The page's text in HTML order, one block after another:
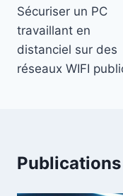
de
l’article
Sécuriser un PC
travaillant en
distanciel sur des
réseaux WIFI